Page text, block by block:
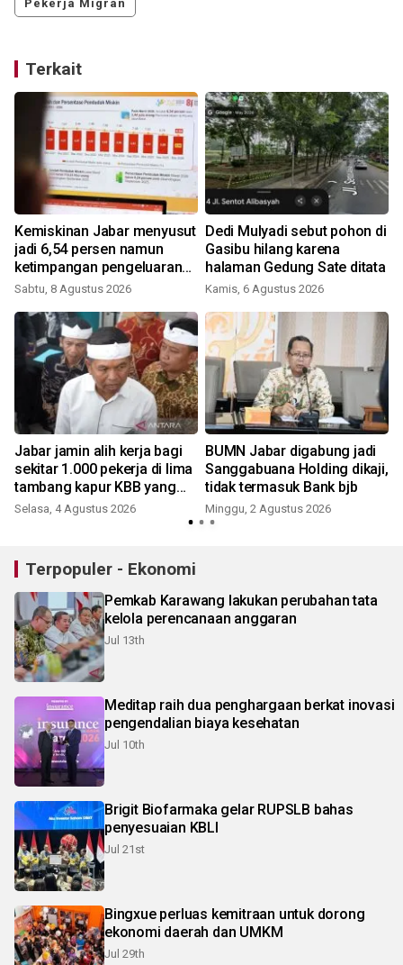
Pekerja Migran
Terkait
Kemiskinan Jabar menyusut
jadi 6,54 persen namun
ketimpangan pengeluaran
meningkat
Sabtu, 8 Agustus 2026
Dedi Mulyadi sebut pohon di
Gasibu hilang karena
halaman Gedung Sate ditata
Kamis, 6 Agustus 2026
Jabar jamin alih kerja bagi
sekitar 1.000 pekerja di lima
tambang kapur KBB yang
ditutup
Selasa, 4 Agustus 2026
BUMN Jabar digabung jadi
Sanggabuana Holding dikaji,
tidak termasuk Bank bjb
Minggu, 2 Agustus 2026
Terpopuler - Ekonomi
Pemkab Karawang lakukan perubahan tata
kelola perencanaan anggaran
Jul 13th
Meditap raih dua penghargaan berkat inovasi
pengendalian biaya kesehatan
Jul 10th
Brigit Biofarmaka gelar RUPSLB bahas
penyesuaian KBLI
Jul 21st
Bingxue perluas kemitraan untuk dorong
ekonomi daerah dan UMKM
Jul 29th